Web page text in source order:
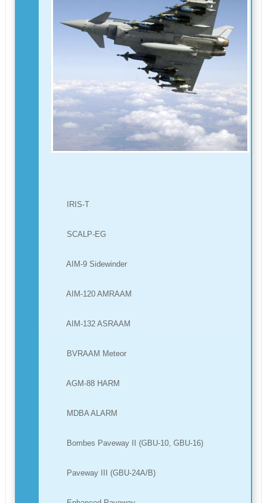
IRIS-T
SCALP-EG
AIM-9 Sidewinder
AIM-120 AMRAAM
AIM-132 ASRAAM
BVRAAM Meteor
AGM-88 HARM
MDBA ALARM
Bombes Paveway II (GBU-10, GBU-16)
Paveway III (GBU-24A/B)